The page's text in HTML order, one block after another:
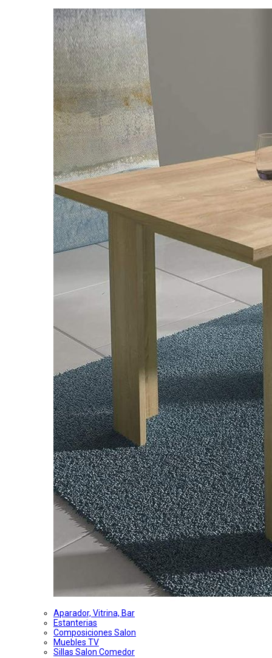
Aparador, Vitrina, Bar
Estanterias
Composiciones Salon
Muebles TV
Sillas Salon Comedor